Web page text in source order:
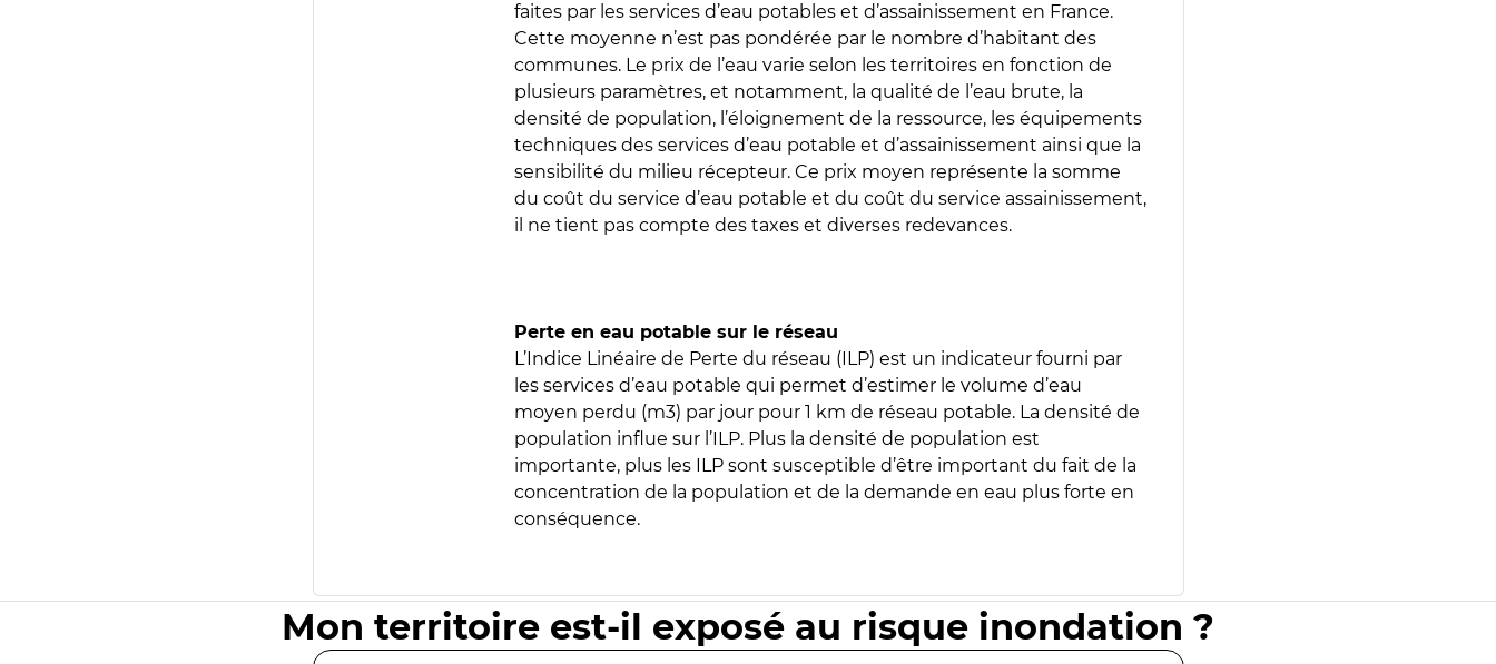
faites par les services d’eau potables et d’assainissement en France.
Cette moyenne n’est pas pondérée par le nombre d’habitant des
communes. Le prix de l’eau varie selon les territoires en fonction de
plusieurs paramètres, et notamment, la qualité de l’eau brute, la
densité de population, l’éloignement de la ressource, les équipements
techniques des services d’eau potable et d’assainissement ainsi que la
sensibilité du milieu récepteur. Ce prix moyen représente la somme
du coût du service d’eau potable et du coût du service assainissement,
il ne tient pas compte des taxes et diverses redevances.
Perte en eau potable sur le réseau
L’Indice Linéaire de Perte du réseau (ILP) est un indicateur fourni par
les services d’eau potable qui permet d’estimer le volume d’eau
moyen perdu (m3) par jour pour 1 km de réseau potable. La densité de
population influe sur l’ILP. Plus la densité de population est
importante, plus les ILP sont susceptible d’être important du fait de la
concentration de la population et de la demande en eau plus forte en
conséquence.
Mon territoire est-il exposé au risque inondation ?